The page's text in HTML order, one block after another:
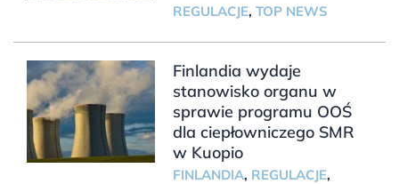
REGULACJE, TOP NEWS
Finlandia wydaje
stanowisko organu w
sprawie programu OOŚ
dla ciepłowniczego SMR
w Kuopio
FINLANDIA, REGULACJE,